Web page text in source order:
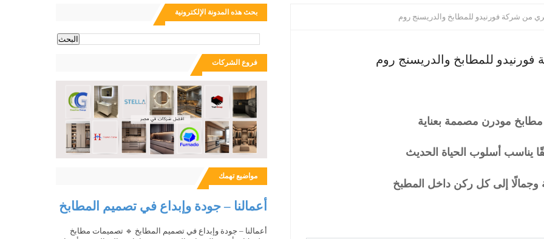
ث
شركة فورنيدو للمطابخ والدريسنج روم
للمطابخ والدريسنج روم
مودرن مصممة بعناية
يناسب أسلوب الحياة الحديث
إلى كل ركن داخل المطبخ
بحث هذه المدونة الإلكترونية
فروع الشركات
مواضيع تهمك
أعمالنا – جودة وإبداع في تصميم المطابخ
أعمالنا – جودة وإبداع في تصميم المطابخ 🔹 تصميمات مطابخ